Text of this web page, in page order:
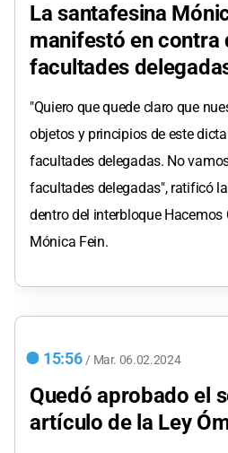
La santafesina
manifestó en contra
facultades
"Quiero que quede claro que
objetos y principios de este
facultades delegadas. No
facultades delegadas", ratificó
dentro del interbloque Hacemos
Mónica Fein.
15:56 / Mar. 06.02.2024
Quedó aprobado el
artículo de la Ley